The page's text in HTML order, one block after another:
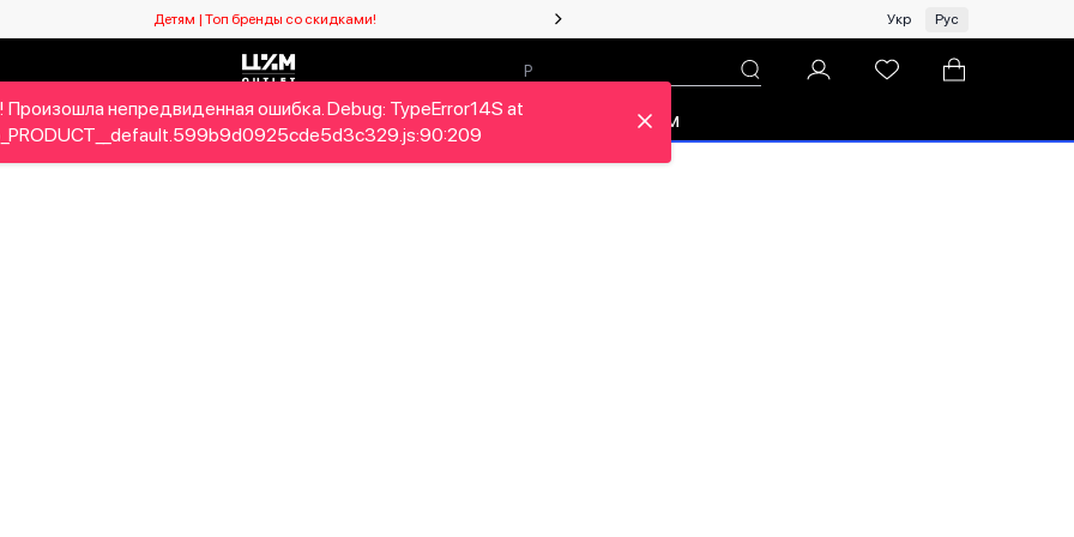
Детям | Топ бренды со скидками! Женщинам | Топ бренды со скидками!
Укр Рус
Детям Home&Gifts Бренды Новый сезон Про ЦУМ
Произошла непредвиденная ошибка. Debug: TypeError14S at